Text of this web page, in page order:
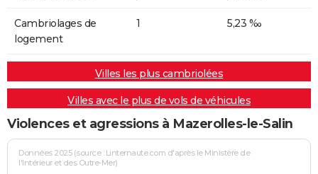
Cambriolages de
logement
1 5,23 ‰
Villes les plus cambriolées
Villes avec le plus de vols de véhicules
Violences et agressions à Mazerolles-le-Salin
Données 2025 (source : Linternaute.com d'après le Ministère de
l'Intérieur et des Outre-Mer)